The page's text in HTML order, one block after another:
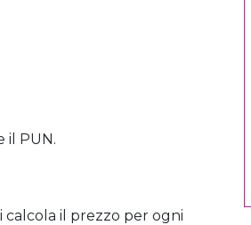
il PUN.
calcola il prezzo per ogni